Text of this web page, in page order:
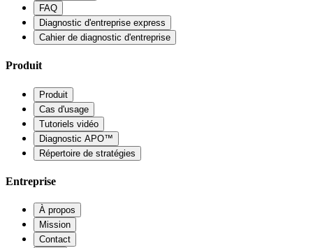
FAQ
Diagnostic d'entreprise express
Cahier de diagnostic d'entreprise
Produit
Produit
Cas d'usage
Tutoriels vidéo
Diagnostic APO™
Répertoire de stratégies
Entreprise
À propos
Mission
Contact